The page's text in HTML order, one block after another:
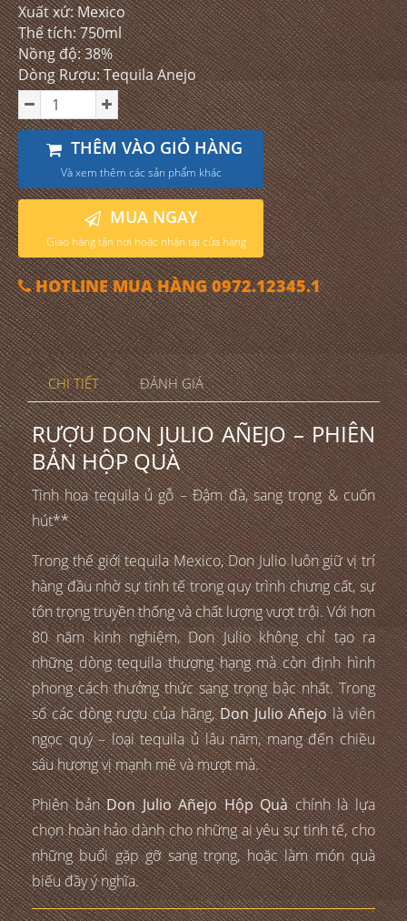
Xuất xứ: Mexico
Thể tích: 750ml
Nồng độ: 38%
Dòng Rượu: Tequila Anejo
THÊM VÀO GIỎ HÀNG
Và xem thêm các sản phẩm khác
MUA NGAY
Giao hàng tận nơi hoặc nhận tại cửa hàng
HOTLINE MUA HÀNG 0972.12345.1
CHI TIẾT ĐÁNH GIÁ
RƯỢU DON JULIO AÑEJO – PHIÊN
BẢN HỘP QUÀ
Tinh hoa tequila ủ gỗ – Đậm đà, sang trọng & cuốn
hút**
Trong thế giới tequila Mexico, Don Julio luôn giữ vị trí
hàng đầu nhờ sự tinh tế trong quy trình chưng cất, sự
tôn trọng truyền thống và chất lượng vượt trội. Với hơn
80 năm kinh nghiệm, Don Julio không chỉ tạo ra
những dòng tequila thượng hạng mà còn định hình
phong cách thưởng thức sang trọng bậc nhất. Trong
số các dòng rượu của hãng,Don Julio Añejolà viên
ngọc quý – loại tequila ủ lâu năm, mang đến chiều
sâu hương vị mạnh mẽ và mượt mà.
Phiên bảnDon Julio Añejo Hộp Quàchính là lựa
chọn hoàn hảo dành cho những ai yêu sự tinh tế, cho
những buổi gặp gỡ sang trọng, hoặc làm món quà
biếu đầy ý nghĩa.